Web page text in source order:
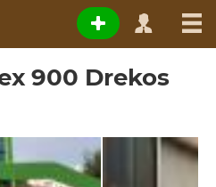
900 Drekos